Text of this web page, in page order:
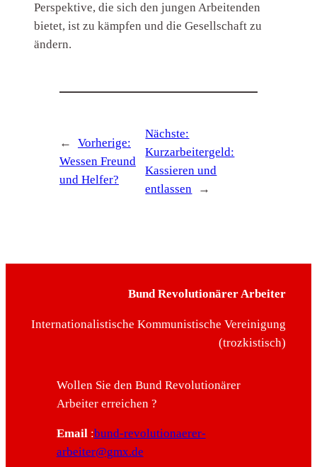
Perspektive, die sich den jungen Arbeitenden
bietet, ist zu kämpfen und die Gesellschaft zu
ändern.
←
Vorherige:
Wessen Freund
und Helfer?
Nächste:
Kurzarbeitergeld:
Kassieren und
entlassen
→
Bund Revolutionärer Arbeiter
Internationalistische Kommunistische Vereinigung
(trozkistisch)
Wollen Sie den Bund Revolutionärer
Arbeiter erreichen ?
Email:bund-revolutionaerer-
arbeiter@gmx.de